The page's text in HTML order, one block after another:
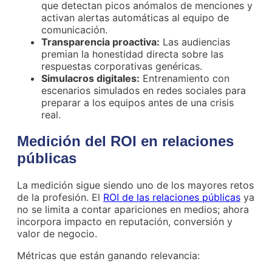
que detectan picos anómalos de menciones y
activan alertas automáticas al equipo de
comunicación.
Transparencia proactiva: Las audiencias
premian la honestidad directa sobre las
respuestas corporativas genéricas.
Simulacros digitales: Entrenamiento con
escenarios simulados en redes sociales para
preparar a los equipos antes de una crisis
real.
Medición del ROI en relaciones
públicas
La medición sigue siendo uno de los mayores retos
de la profesión. El ROI de las relaciones públicas ya
no se limita a contar apariciones en medios; ahora
incorpora impacto en reputación, conversión y
valor de negocio.
Métricas que están ganando relevancia: